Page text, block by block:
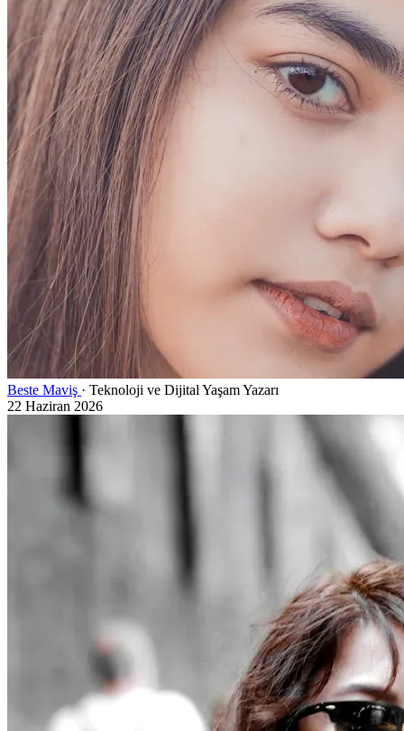
Beste Maviş · Teknoloji ve Dijital Yaşam Yazarı
22 Haziran 2026